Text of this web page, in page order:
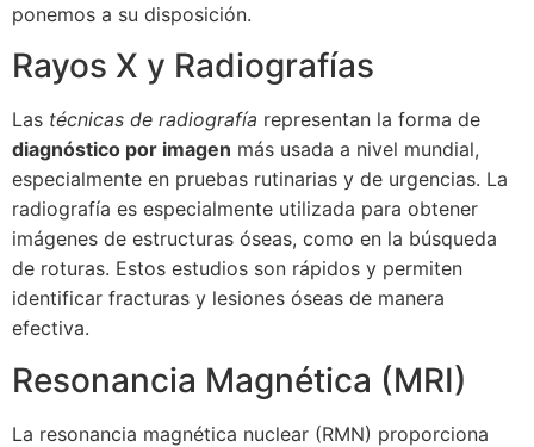
ponemos a su disposición.
Rayos X y Radiografías
Las técnicas de radiografía representan la forma de
diagnóstico por imagen más usada a nivel mundial,
especialmente en pruebas rutinarias y de urgencias. La
radiografía es especialmente utilizada para obtener
imágenes de estructuras óseas, como en la búsqueda
de roturas. Estos estudios son rápidos y permiten
identificar fracturas y lesiones óseas de manera
efectiva.
Resonancia Magnética (MRI)
La resonancia magnética nuclear (RMN) proporciona